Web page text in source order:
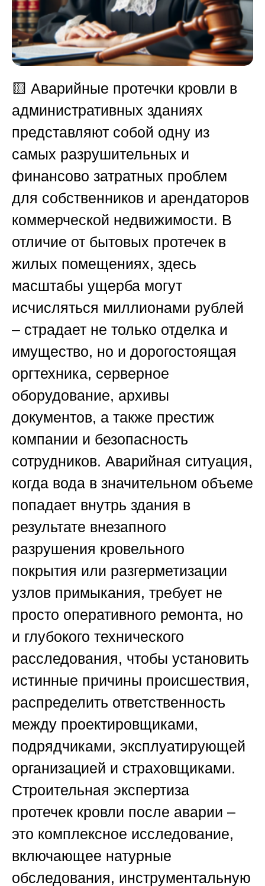
🟨 Аварийные протечки кровли в
административных зданиях
представляют собой одну из
самых разрушительных и
финансово затратных проблем
для собственников и арендаторов
коммерческой недвижимости. В
отличие от бытовых протечек в
жилых помещениях, здесь
масштабы ущерба могут
исчисляться миллионами рублей
– страдает не только отделка и
имущество, но и дорогостоящая
оргтехника, серверное
оборудование, архивы
документов, а также престиж
компании и безопасность
сотрудников. Аварийная ситуация,
когда вода в значительном объеме
попадает внутрь здания в
результате внезапного
разрушения кровельного
покрытия или разгерметизации
узлов примыкания, требует не
просто оперативного ремонта, но
и глубокого технического
расследования, чтобы установить
истинные причины происшествия,
распределить ответственность
между проектировщиками,
подрядчиками, эксплуатирующей
организацией и страховщиками.
Строительная экспертиза
протечек кровли после аварии –
это комплексное исследование,
включающее натурные
обследования, инструментальную